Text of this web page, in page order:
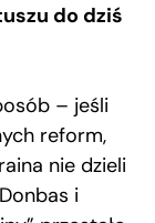
do dziś
– jeśli
reform,
nie dzieli
i